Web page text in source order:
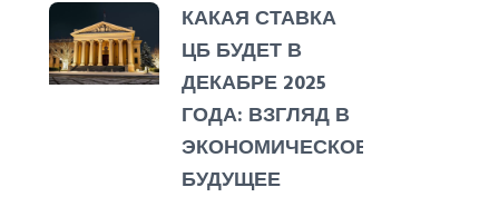
КАКАЯ СТАВКА
ЦБ БУДЕТ В
ДЕКАБРЕ 2025
ГОДА: ВЗГЛЯД В
ЭКОНОМИЧЕСКОЕ
БУДУЩЕЕ